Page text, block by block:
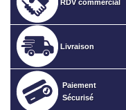
RDV commercial
Livraison
Paiement
Sécurisé